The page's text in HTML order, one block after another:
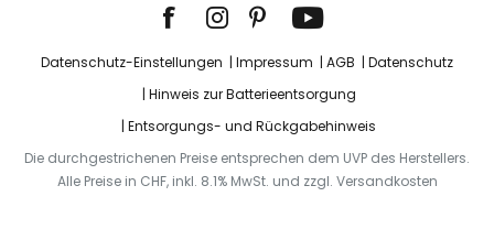
Datenschutz-Einstellungen Impressum AGB
Datenschutz
Hinweis zur Batterieentsorgung
Entsorgungs- und Rückgabehinweis
Die durchgestrichenen Preise entsprechen dem UVP des Herstellers.
Alle Preise in CHF, inkl. 8.1% MwSt. und zzgl. Versandkosten